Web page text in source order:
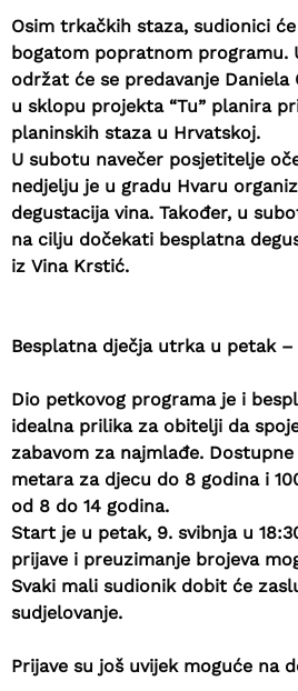
Osim trkačkih staza, sudionici
bogatom popratnom programu.
održat će se predavanje Daniela
u sklopu projekta “Tu” planira
planinskih staza u Hrvatskoj.
U subotu navečer posjetitelje
nedjelju je u gradu Hvaru
degustacija vina. Također, u
na cilju dočekati besplatna
iz Vina Krstić.
Besplatna dječja utrka u petak –
Dio petkovog programa je i
idealna prilika za obitelji da
zabavom za najmlađe.
metara za djecu do 8 godina i
od 8 do 14 godina.
Start je u petak, 9. svibnja u
prijave i preuzimanje brojeva
Svaki mali sudionik dobit će
sudjelovanje.
Prijave su još uvijek moguće na